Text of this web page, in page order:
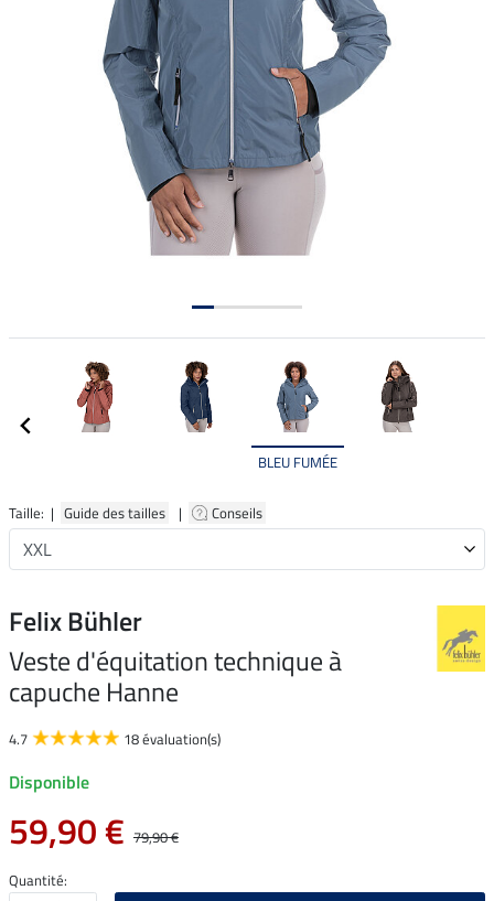
BLEU FUMÉE
Taille: | Guide des tailles | Conseils
Felix Bühler
Veste d'équitation technique à
capuche Hanne
4.7 18 évaluation(s)
Disponible
59,90 € 79,90 €
Quantité: